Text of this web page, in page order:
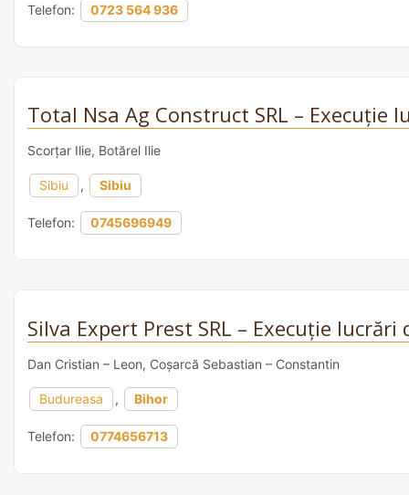
Telefon: 0723 564 936
Total Nsa Ag Construct SRL – Execuție
Scorțar Ilie, Botărel Ilie
Sibiu , Sibiu
Telefon: 0745696949
Silva Expert Prest SRL – Execuție
Dan Cristian – Leon, Coșarcă Sebastian – Constantin
Budureasa , Bihor
Telefon: 0774656713